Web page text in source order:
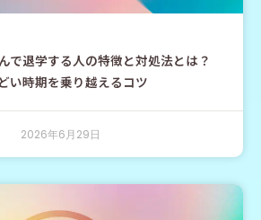
で退学する人の特徴と対処法とは？
い時期を乗り越えるコツ
2026年6月29日